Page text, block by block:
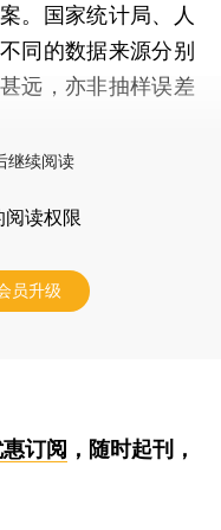
。国家统计局、人
同的数据来源分别
远，亦非抽样误差
继续阅读
阅读权限
员升级
订阅 ，随时起刊，